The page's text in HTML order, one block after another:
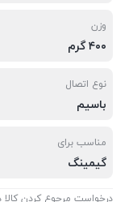
وزن
۴۰۰ گرم
نوع اتصال
باسیم
مناسب برای
گیمینگ
درخواست مرجوع کردن